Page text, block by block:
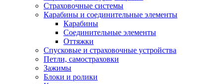
Страховочные системы
Карабины и соединительные элементы
Карабины
Соединительные элементы
Оттяжки
Спусковые и страховочные устройства
Петли, самостраховки
Зажимы
Блоки и ролики